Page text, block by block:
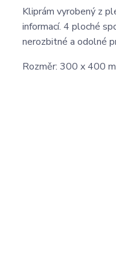
Kliprám vyrobený z
informací. 4 ploché
nerozbitné a odolné
Rozměr: 300 x 400